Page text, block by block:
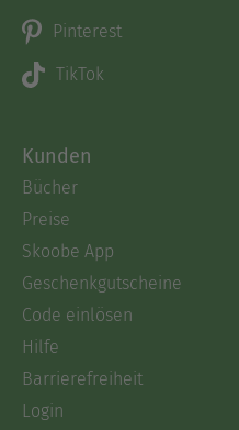
Pinterest
TikTok
Kunden
Bücher
Preise
Skoobe App
Geschenkgutscheine
Code einlösen
Hilfe
Barrierefreiheit
Login